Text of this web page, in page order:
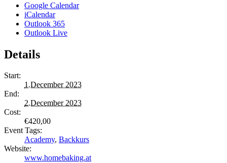
Google Calendar
iCalendar
Outlook 365
Outlook Live
Details
Start:
1.December 2023
End:
2.December 2023
Cost:
€420,00
Event Tags:
Academy, Backkurs
Website:
www.homebaking.at